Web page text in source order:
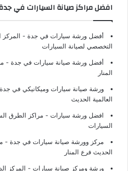
افضل مراكز صيانة السيارات في
أفضل ورشة سيارات في جدة - المركز
التخصصي لصيانة السيارات
أفضل ورشة صيانة سيارات في جدة -
المنار
ورشة صيانة سيارات وميكانيكي في جدة
العالمية الحديث
افضل ورشة سيارات - مراكز الطرق
السيارات
مركز وورشة صيانة سيارات في جدة -
الحديث فرع المنار
ورشة ومركز صيانة سيارات - المركز